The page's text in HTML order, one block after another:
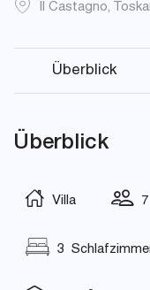
Il Castagno,
Überblick
Überblick
Villa
3